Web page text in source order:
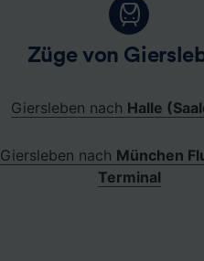
Züge von
Giersleben nach Halle
Giersleben nach München
Terminal